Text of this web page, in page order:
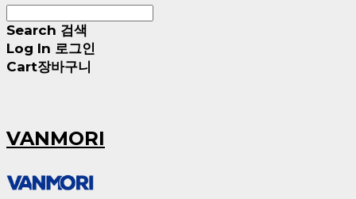
Search 검색
Log In 로그인
Cart장바구니
VANMORI